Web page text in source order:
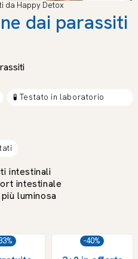
da Happy Detox
dai parassiti
🧪 Testato in laboratorio
intestinali
intestinale
luminosa
-40%